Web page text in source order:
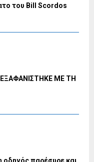
του Bill Scordos
ΜΕ ΤΗ